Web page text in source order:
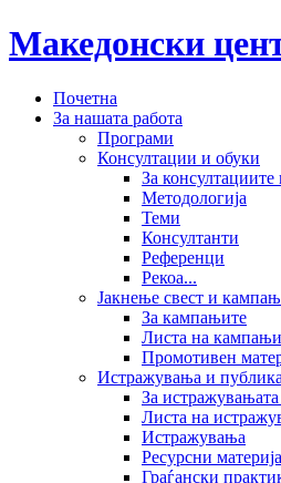
Македонски
Почетна
За нашата работа
Програми
Консултации и обуки
За консултациите
Методологија
Теми
Консултанти
Референци
Рекоа...
Јакнење свест и
За кампањите
Листа на кампањи
Промотивен
Истражувања и
За
Листа на
Истражувања
Ресурсни
Граѓански